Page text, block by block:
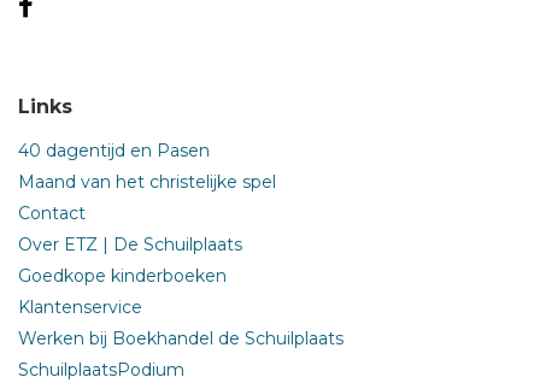
Links
40 dagentijd en Pasen
Maand van het christelijke spel
Contact
Over ETZ | De Schuilplaats
Goedkope kinderboeken
Klantenservice
Werken bij Boekhandel de Schuilplaats
SchuilplaatsPodium